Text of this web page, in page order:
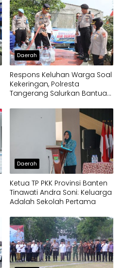
Daerah
Respons Keluhan Warga Soal
Kekeringan, Polresta
Tangerang Salurkan Bantuan
Daerah
Ketua TP PKK Provinsi Banten
Tinawati Andra Soni: Keluarga
Adalah Sekolah Pertama